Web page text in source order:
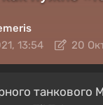
13:54
20
танкового